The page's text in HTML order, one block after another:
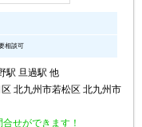
相談可
駅 旦過駅 他
北九州市若松区 北九州市
せができます！